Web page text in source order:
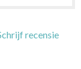
recensie